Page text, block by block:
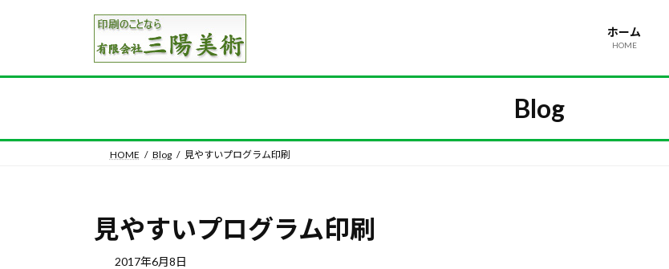
キ
に
ホーム
HOME
Blog
HOME Blog 見やすいプログラム印刷
見やすいプログラム印刷
2017年6月8日